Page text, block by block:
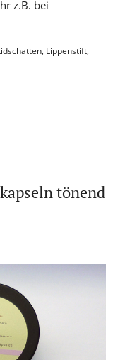
z.B. bei
, Lippenstift,
tönend